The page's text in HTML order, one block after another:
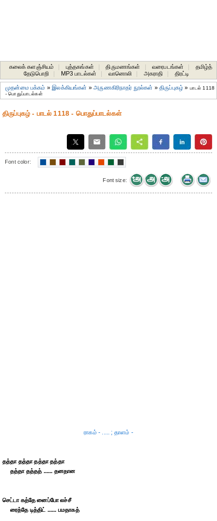
கலைக் களஞ்சியம் புத்தகங்கள் திருமணங்கள் வரைபடங்கள்
தமிழ்த்
தேடுபொறி
MP3 பாடல்கள் வானொலி அகராதி திரட்டி
முதன்மை பக்கம் »இலக்கியங்கள் »அருணகிரிநாதர் நூல்கள் »திருப்புகழ் » பாடல் 1118
- பொதுப்பாடல்கள்
திருப்புகழ் - பாடல் 1118 - பொதுப்பாடல்கள்
Font color:
Font size:
ராகம் - ..... ; தாளம் -
தத்தா தத்தா தத்தா தத்தா
தத்தா தத்தத் ...... தனதான
செட்டா கத்தே னைப்போ லச்சீ
ரைத்தே டித்திட் ...... பமதாகத்